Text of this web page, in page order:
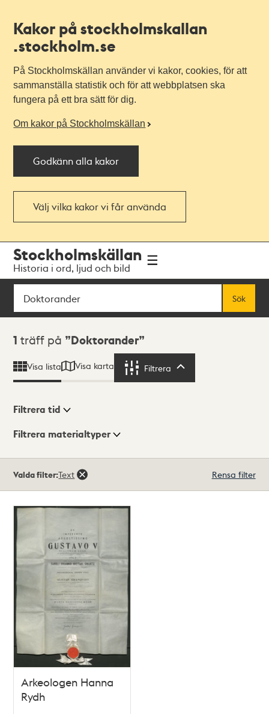
Kakor på stockholmskallan
.stockholm.se
På Stockholmskällan använder vi kakor, cookies, för att
sammanställa statistik och för att webbplatsen ska
fungera på ett bra sätt för dig.
Om kakor på Stockholmskällan
Godkänn alla kakor
Välj vilka kakor vi får använda
navigationen
huvudinnehållet
Stockholmskällan
Historia i ord, ljud och bild
Sök
Sök
Sökresultat
1 träff på Doktorander
Visa lista Visa karta Filtrera
Visningsläge
Filtrera tid
Filtrera materialtyper
träffar
Valda filter:Text Rensa filter
Arkeologen Hanna
Rydh